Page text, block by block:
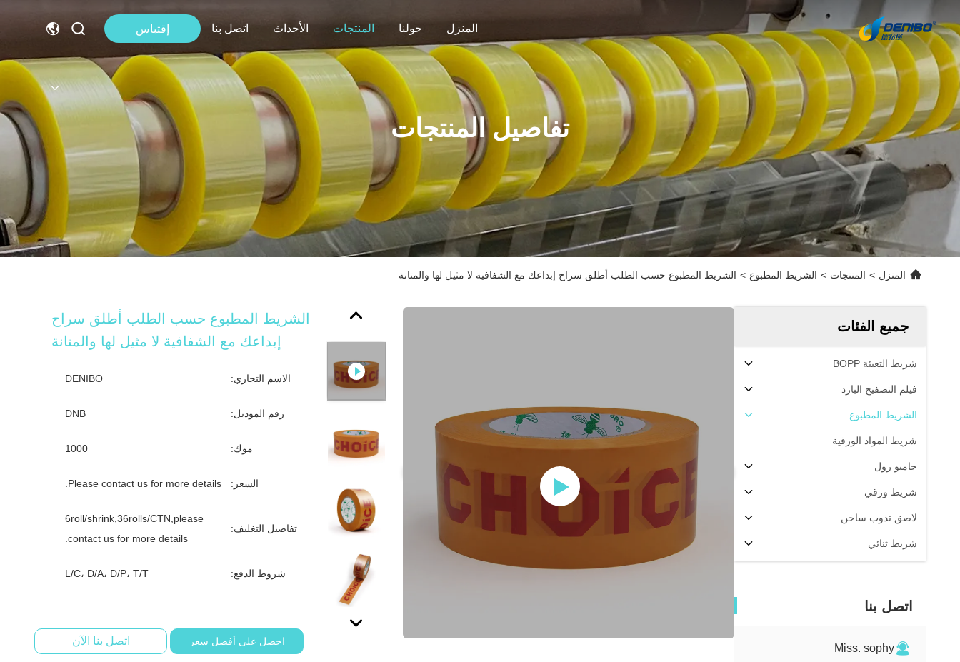
المنزل حولنا المنتجات الأحداث اتصل بنا إقتباس
تفاصيل المنتجات
المنزل > المنتجات > الشريط المطبوع > الشريط المطبوع حسب الطلب أطلق سراح إبداعك مع الشفافية لا مثيل لها والمتانة
جميع الفئات
شريط التعبئة BOPP
فيلم التصفيح البارد
الشريط المطبوع
شريط المواد الورقية
جامبو رول
شريط ورقي
لاصق تذوب ساخن
شريط ثنائي
اتصل بنا
Miss. sophy
الشريط المطبوع حسب الطلب أطلق سراح
إبداعك مع الشفافية لا مثيل لها والمتانة
الاسم التجاري: DENIBO
رقم الموديل: DNB
موك: 1000
السعر: Please contact us for more details.
تفاصيل التغليف:
6roll/shrink,36rolls/CTN,please
contact us for more details.
شروط الدفع: L/C، D/A، D/P، T/T
احصل على أفضل سعر اتصل بنا الآن